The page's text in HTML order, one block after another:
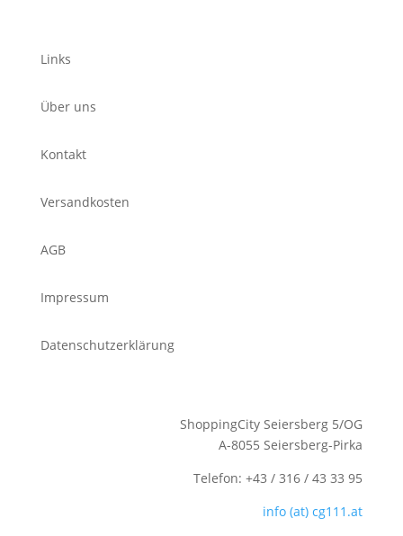
Links
Über uns
Kontakt
Versandkosten
AGB
Impressum
Datenschutzerklärung
ShoppingCity Seiersberg 5/OG
A-8055 Seiersberg-Pirka
Telefon: +43 / 316 / 43 33 95
info (at) cg111.at